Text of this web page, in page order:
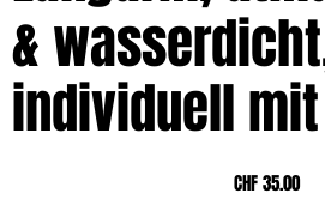
&
individuell
Preis
CHF 35.00